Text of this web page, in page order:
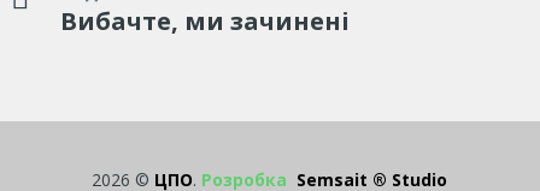
Вибачте, ми зачинені
2026 © ЦПО. Розробка Semsait ® Studio